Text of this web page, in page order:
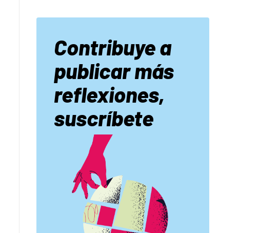
Contribuye a
publicar más
reflexiones,
suscríbete